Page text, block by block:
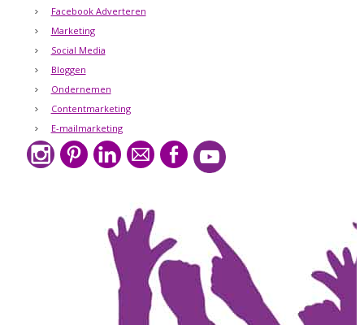
Facebook Adverteren
Marketing
Social Media
Bloggen
Ondernemen
Contentmarketing
E-mailmarketing